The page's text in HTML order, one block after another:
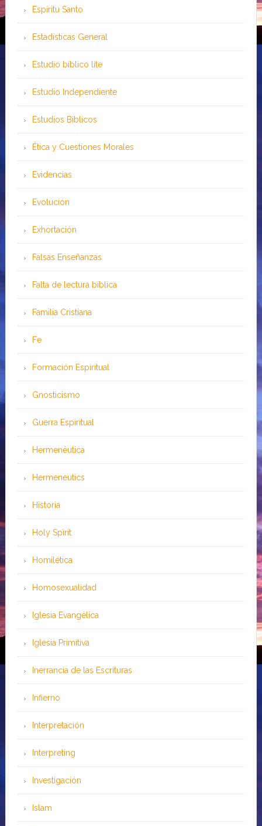
Espíritu Santo
Estadísticas General
Estudio bíblico lite
Estudio Independiente
Estudios Bíblicos
Ética y Cuestiones Morales
Evidencias
Evolución
Exhortación
Falsas Enseñanzas
Falta de lectura bíblica
Familia Cristiana
Fe
Formación Espiritual
Gnosticismo
Guerra Espiritual
Hermenéutica
Hermeneutics
Historia
Holy Spirit
Homilética
Homosexualidad
Iglesia Evangélica
Iglesia Primitiva
Inerrancia de las Escrituras
Infierno
Interpretación
Interpreting
Investigación
Islam